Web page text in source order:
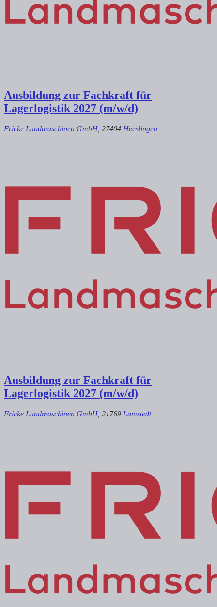
Ausbildung zur Fachkraft für
Lagerlogistik 2027 (m/w/d)
Fricke Landmaschinen GmbH , 27404 Heeslingen
Ausbildung zur Fachkraft für
Lagerlogistik 2027 (m/w/d)
Fricke Landmaschinen GmbH , 21769 Lamstedt